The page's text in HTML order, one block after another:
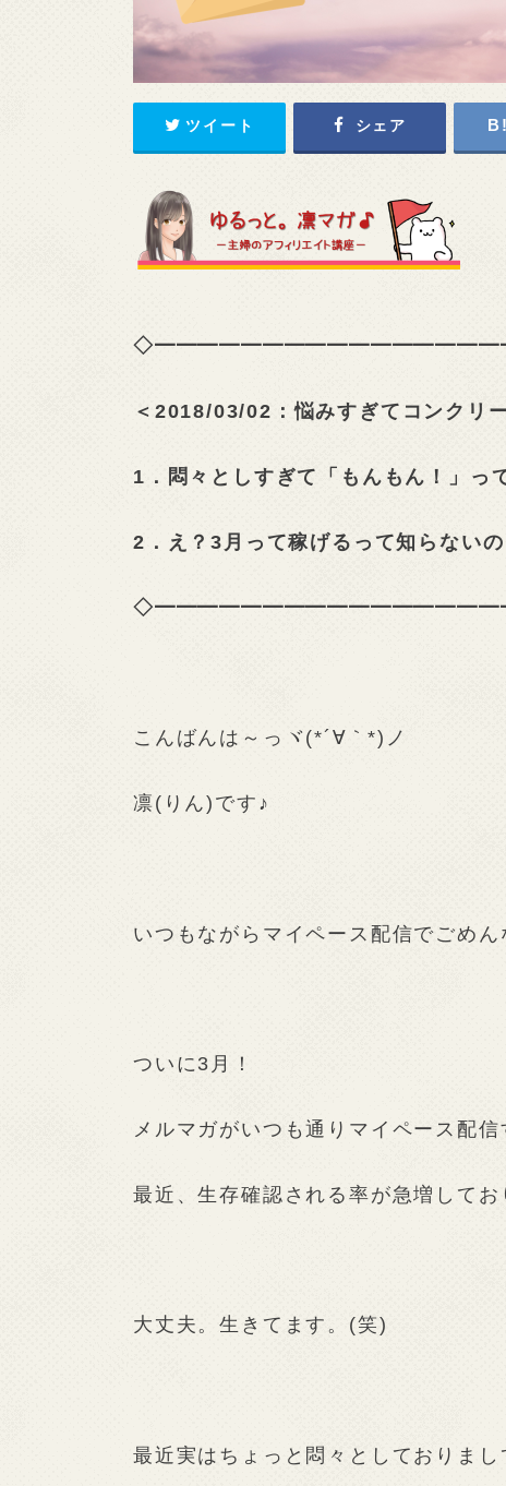
ツイート シェア
＜2018/03/02：悩みすぎてコンクリ
1．悶々としすぎて「もんもん！」っ
2．え？3月って稼げるって知らないの
こんばんは～っヾ(*´∀｀*)ノ
凛(りん)です♪
いつもながらマイペース配信でごめん
ついに3月！
メルマガがいつも通りマイペース配信
最近、生存確認される率が急増してお
大丈夫。生きてます。(笑)
最近実はちょっと悶々としておりま